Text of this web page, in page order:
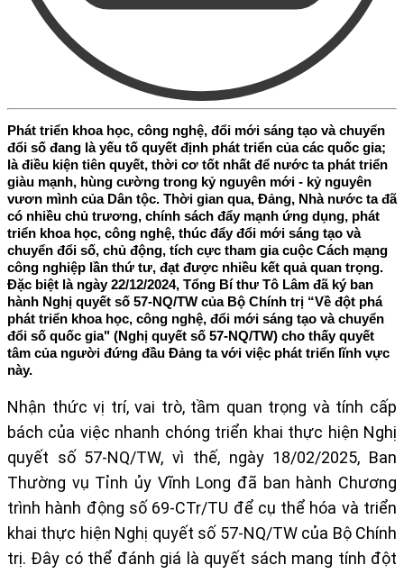
Phát triển khoa học, công nghệ, đổi mới sáng tạo và chuyển
đổi số đang là yếu tố quyết định phát triển của các quốc gia;
là điều kiện tiên quyết, thời cơ tốt nhất để nước ta phát triển
giàu mạnh, hùng cường trong kỷ nguyên mới - kỷ nguyên
vươn mình của Dân tộc. Thời gian qua, Đảng, Nhà nước ta đã
có nhiều chủ trương, chính sách đẩy mạnh ứng dụng, phát
triển khoa học, công nghệ, thúc đẩy đổi mới sáng tạo và
chuyển đổi số, chủ động, tích cực tham gia cuộc Cách mạng
công nghiệp lần thứ tư, đạt được nhiều kết quả quan trọng.
Đặc biệt là ngày 22/12/2024, Tổng Bí thư Tô Lâm đã ký ban
hành Nghị quyết số 57-NQ/TW của Bộ Chính trị “Về đột phá
phát triển khoa học, công nghệ, đổi mới sáng tạo và chuyển
đổi số quốc gia" (Nghị quyết số 57-NQ/TW) cho thấy quyết
tâm của người đứng đầu Đảng ta với việc phát triển lĩnh vực
này.
Nhận thức vị trí, vai trò, tầm quan trọng và tính cấp
bách của việc nhanh chóng triển khai thực hiện Nghị
quyết số 57-NQ/TW, vì thế, ngày 18/02/2025, Ban
Thường vụ Tỉnh ủy Vĩnh Long đã ban hành Chương
trình hành động số 69-CTr/TU để cụ thể hóa và triển
khai thực hiện Nghị quyết số 57-NQ/TW của Bộ Chính
trị. Đây có thể đánh giá là quyết sách mang tính đột